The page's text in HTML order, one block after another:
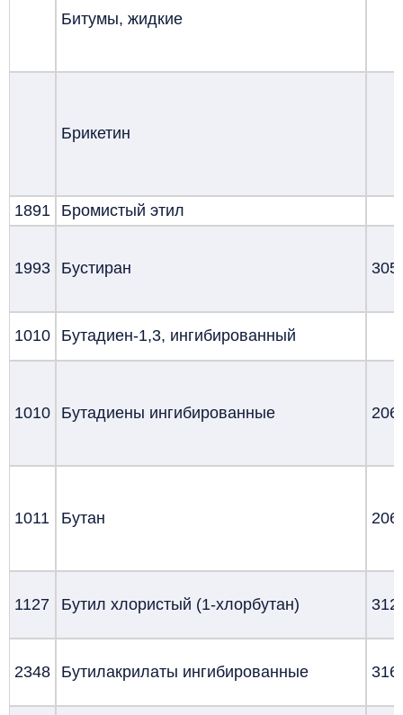
Битумы, жидкие
Брикетин
1891 Бромистый этил
1993 Бустиран 305
1010 Бутадиен-1,3, ингибированный
1010 Бутадиены ингибированные 206
1011 Бутан 206
1127 Бутил хлористый (1-хлорбутан) 312
2348 Бутилакрилаты ингибированные 316